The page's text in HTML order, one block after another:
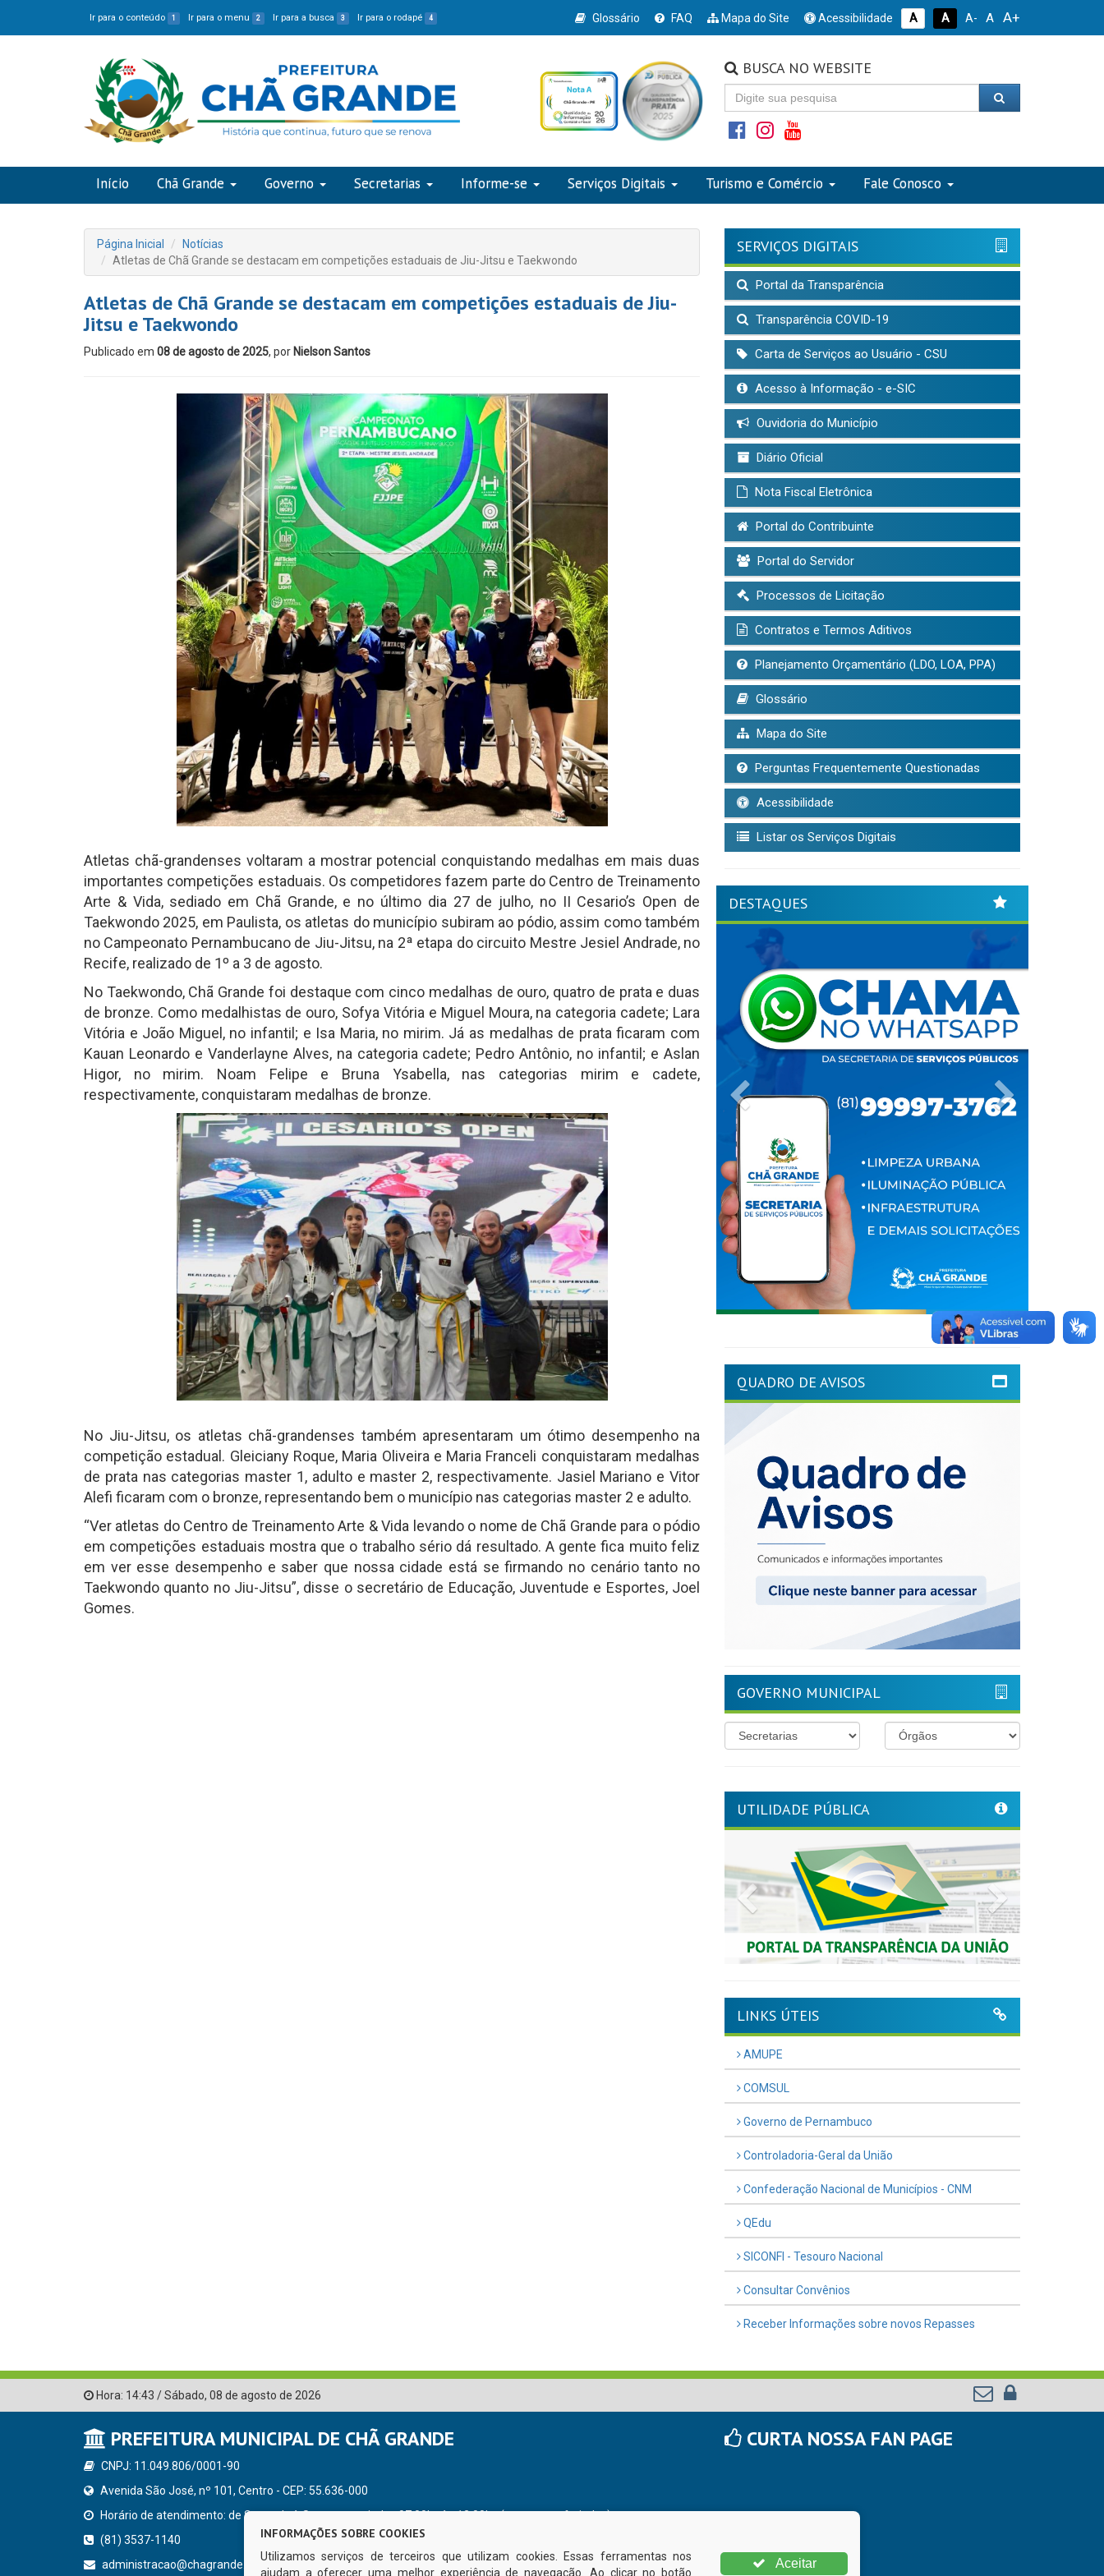
Ir para o conteúdo 1 Ir para o menu 2 Ir para a busca 3 Ir para o rodapé 4 Glossário FAQ Mapa do Site Acessibilidade A A A- A A+
BUSCA NO WEBSITE
Início Chã Grande Governo Secretarias Informe-se Serviços Digitais Turismo e Comércio Fale Conosco
Página Inicial
Notícias
Atletas de Chã Grande se destacam em competições estaduais de Jiu-Jitsu e Taekwondo
Atletas de Chã Grande se destacam em competições estaduais de Jiu-
Jitsu e Taekwondo
Publicado em 08 de agosto de 2025, por Nielson Santos
Atletas chã-grandenses voltaram a mostrar potencial conquistando medalhas em mais duas
importantes competições estaduais. Os competidores fazem parte do Centro de Treinamento
Arte & Vida, sediado em Chã Grande, e no último dia 27 de julho, no II Cesario’s Open de
Taekwondo 2025, em Paulista, os atletas do município subiram ao pódio, assim como também
no Campeonato Pernambucano de Jiu-Jitsu, na 2ª etapa do circuito Mestre Jesiel Andrade, no
Recife, realizado de 1º a 3 de agosto.
No Taekwondo, Chã Grande foi destaque com cinco medalhas de ouro, quatro de prata e duas
de bronze. Como medalhistas de ouro, Sofya Vitória e Miguel Moura, na categoria cadete; Lara
Vitória e João Miguel, no infantil; e Isa Maria, no mirim. Já as medalhas de prata ficaram com
Kauan Leonardo e Vanderlayne Alves, na categoria cadete; Pedro Antônio, no infantil; e Aslan
Higor, no mirim. Noam Felipe e Bruna Ysabella, nas categorias mirim e cadete,
respectivamente, conquistaram medalhas de bronze.
No Jiu-Jitsu, os atletas chã-grandenses também apresentaram um ótimo desempenho na
competição estadual. Gleiciany Roque, Maria Oliveira e Maria Franceli conquistaram medalhas
de prata nas categorias master 1, adulto e master 2, respectivamente. Jasiel Mariano e Vitor
Alefi ficaram com o bronze, representando bem o município nas categorias master 2 e adulto.
“Ver atletas do Centro de Treinamento Arte & Vida levando o nome de Chã Grande para o pódio
em competições estaduais mostra que o trabalho sério dá resultado. A gente fica muito feliz
em ver esse desempenho e saber que nossa cidade está se firmando no cenário tanto no
Taekwondo quanto no Jiu-Jitsu”, disse o secretário de Educação, Juventude e Esportes, Joel
Gomes.
SERVIÇOS DIGITAIS
Portal da Transparência
Transparência COVID-19
Carta de Serviços ao Usuário - CSU
Acesso à Informação - e-SIC
Ouvidoria do Município
Diário Oficial
Nota Fiscal Eletrônica
Portal do Contribuinte
Portal do Servidor
Processos de Licitação
Contratos e Termos Aditivos
Planejamento Orçamentário (LDO, LOA, PPA)
Glossário
Mapa do Site
Perguntas Frequentemente Questionadas
Acessibilidade
Listar os Serviços Digitais
DESTAQUES
Previous
QUADRO DE AVISOS
GOVERNO MUNICIPAL
UTILIDADE PÚBLICA
Previous
LINKS ÚTEIS
AMUPE
COMSUL
Governo de Pernambuco
Controladoria-Geral da União
Confederação Nacional de Municípios - CNM
QEdu
SICONFI - Tesouro Nacional
Consultar Convênios
Receber Informações sobre novos Repasses
Hora: 14:43 /Sábado, 08 de agosto de 2026
PREFEITURA MUNICIPAL DE CHÃ GRANDE
CNPJ: 11.049.806/0001-90
Avenida São José, nº 101, Centro - CEP: 55.636-000
Horário de atendimento: de Segunda à Sexta, a partir das 07:00hs às 13:00hs (exceto nos feriados)
(81) 3537-1140
administracao@chagrande.pe.gov.br
CURTA NOSSA FAN PAGE
INFORMAÇÕES SOBRE COOKIES
Utilizamos serviços de terceiros que utilizam cookies. Essas ferramentas nos
ajudam a oferecer uma melhor experiência de navegação. Ao clicar no botão
Aceitar